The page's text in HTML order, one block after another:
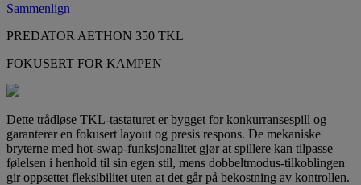
Sammenlign
PREDATOR AETHON 350 TKL
FOKUSERT FOR KAMPEN
Dette trådløse TKL-tastaturet er bygget for konkurransespill og
garanterer en fokusert layout og presis respons. De mekaniske
bryterne med hot-swap-funksjonalitet gjør at spillere kan tilpasse
følelsen i henhold til sin egen stil, mens dobbeltmodus-tilkoblingen
gir oppsettet fleksibilitet uten at det går på bekostning av kontrollen.